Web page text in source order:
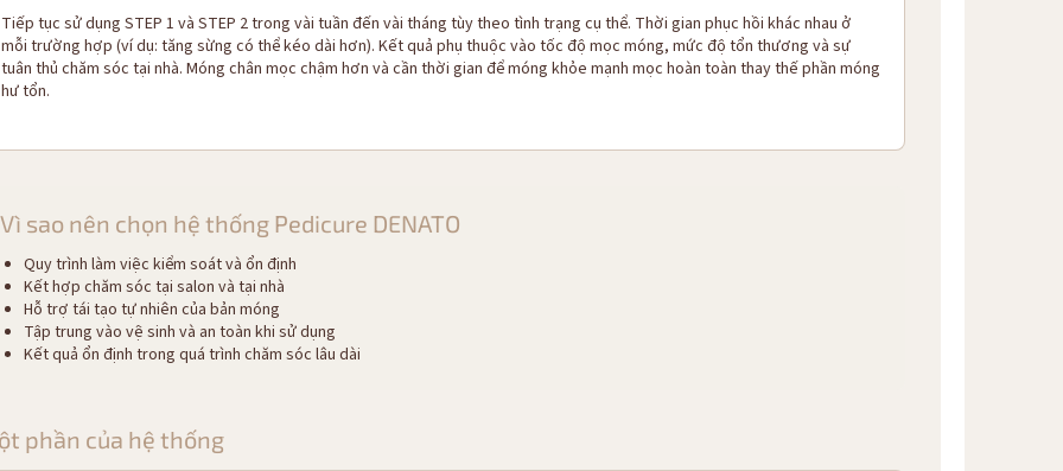
Tiếp tục sử dụng STEP 1 và STEP 2 trong vài tuần đến vài tháng tùy theo tình trạng cụ thể. Thời gian phục hồi khác nhau ở
mỗi trường hợp (ví dụ: tăng sừng có thể kéo dài hơn). Kết quả phụ thuộc vào tốc độ mọc móng, mức độ tổn thương và sự
tuân thủ chăm sóc tại nhà. Móng chân mọc chậm hơn và cần thời gian để móng khỏe mạnh mọc hoàn toàn thay thế phần móng
hư tổn.
Vì sao nên chọn hệ thống Pedicure DENATO
Quy trình làm việc kiểm soát và ổn định
Kết hợp chăm sóc tại salon và tại nhà
Hỗ trợ tái tạo tự nhiên của bản móng
Tập trung vào vệ sinh và an toàn khi sử dụng
Kết quả ổn định trong quá trình chăm sóc lâu dài
phần của hệ thống